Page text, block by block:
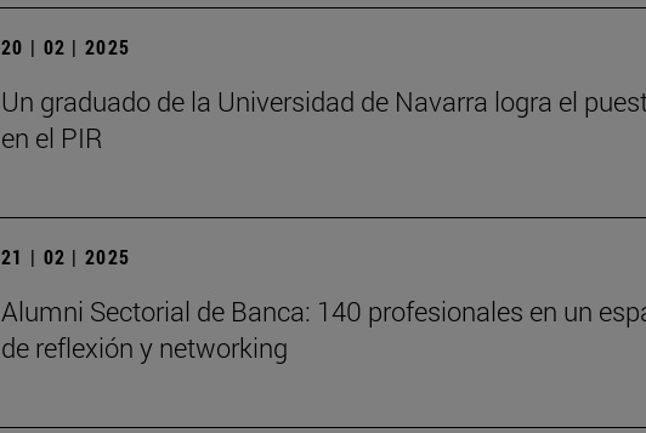
20 | 02 | 2025
Un graduado de la Universidad de Navarra logra el
en el PIR
21 | 02 | 2025
Alumni Sectorial de Banca: 140 profesionales en un
de reflexión y networking